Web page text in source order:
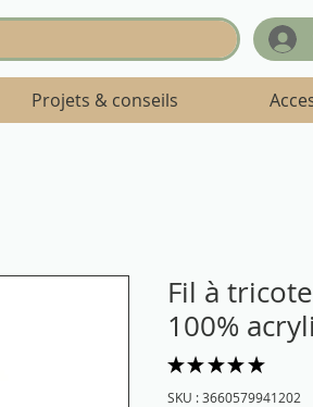
Projets & conseils
Fil à
100%
★ ★ ★ ★ ★
SKU : 3660579941202